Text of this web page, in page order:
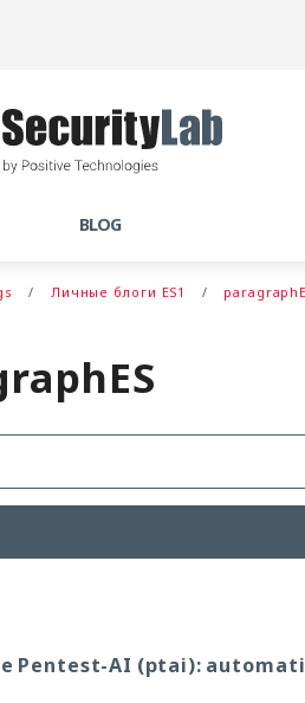
BLOG
Личные блоги ES1
Pentest-AI (ptai):